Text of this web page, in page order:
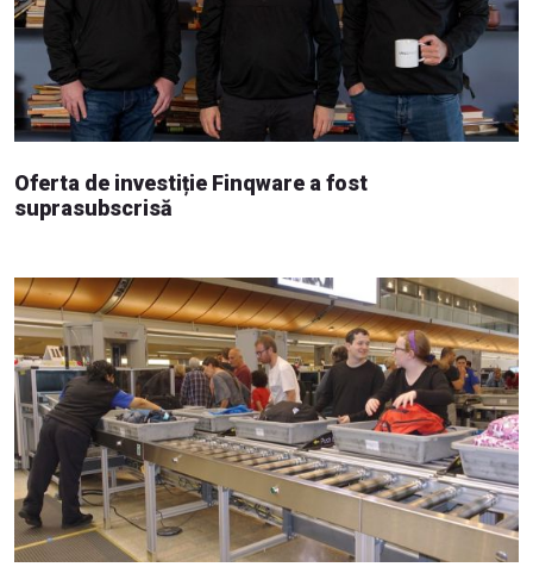
Oferta de investiție Finqware a fost
suprasubscrisă